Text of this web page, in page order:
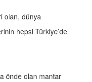
olan, dünya
hepsi Türkiye’de
önde olan mantar